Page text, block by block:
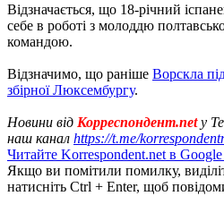
Відзначається, що 18-річний
себе в роботі з молоддю
командою.
Відзначимо, що раніше Ворскла
збірної Люксембургу.
Новини від Корреспондент.netу
наш канал https://t.me/
Читайте Korrespondent.net в
Якщо ви помітили помилку,
натисніть Ctrl + Enter, щоб